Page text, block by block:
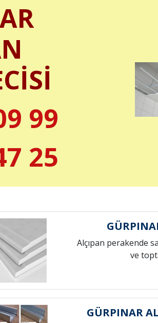
99
25
Alçıpan perakende
ve
GÜRPINAR